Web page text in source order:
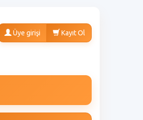
Üye girişi Kayıt Ol